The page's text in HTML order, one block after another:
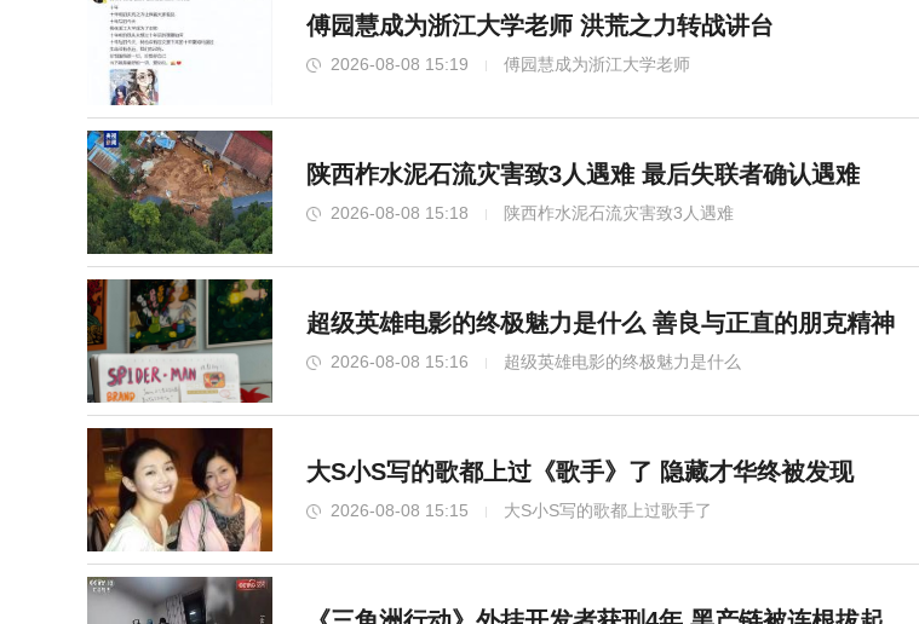
傅园慧成为浙江大学老师 洪荒之力转战讲台
2026-08-08 15:19 傅园慧成为浙江大学老师
陕西柞水泥石流灾害致3人遇难 最后失联者确认遇难
2026-08-08 15:18 陕西柞水泥石流灾害致3人遇难
超级英雄电影的终极魅力是什么 善良与正直的朋克精神
2026-08-08 15:16 超级英雄电影的终极魅力是什么
大S小S写的歌都上过《歌手》了 隐藏才华终被发现
2026-08-08 15:15 大S小S写的歌都上过歌手了